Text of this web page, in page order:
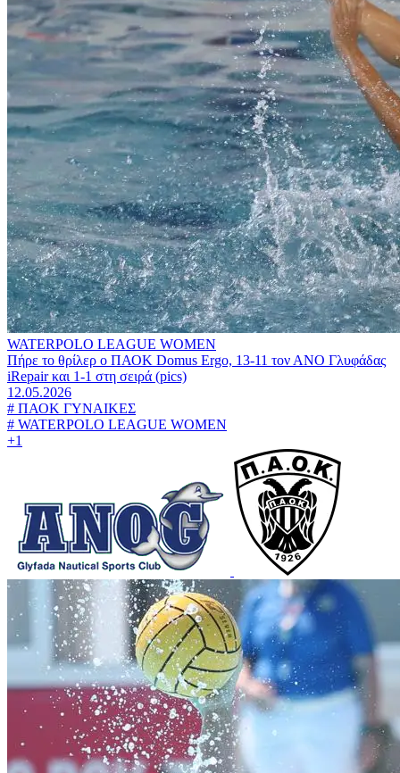
WATERPOLO LEAGUE WOMEN
Πήρε το θρίλερ ο ΠΑΟΚ Domus Ergo, 13-11 τον ΑΝΟ Γλυφάδας
iRepair και 1-1 στη σειρά (pics)
12.05.2026
# ΠΑΟΚ ΓΥΝΑΙΚΕΣ
# WATERPOLO LEAGUE WOMEN
+1